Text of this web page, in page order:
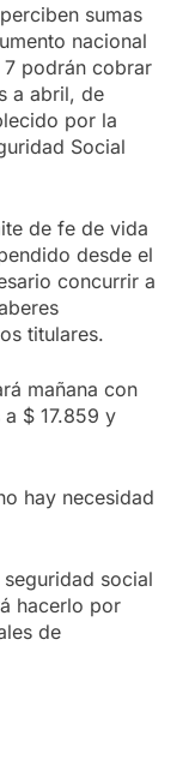
sumas
nacional
podrán cobrar
a abril, de
por la
Social
de fe de vida
desde el
concurrir a
titulares.
mañana con
$ 17.859 y
hay necesidad
social
hacerlo por
de